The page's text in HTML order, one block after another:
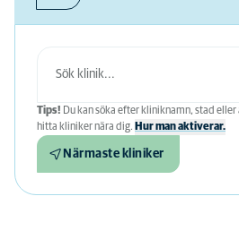
Tips! Du kan söka efter kliniknamn, stad
hitta kliniker nära dig. Hur man aktiverar.
Närmaste kliniker